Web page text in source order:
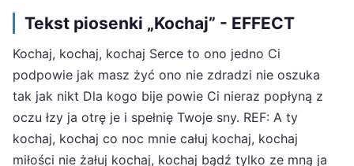
Tekst piosenki „Kochaj” - EFFECT
Kochaj, kochaj, kochaj Serce to ono jedno Ci
podpowie jak masz żyć ono nie zdradzi nie oszuka
tak jak nikt Dla kogo bije powie Ci nieraz popłyną z
oczu łzy ja otrę je i spełnię Twoje sny. REF: A ty
kochaj, kochaj co noc mnie całuj kochaj, kochaj
miłości nie żałuj kochaj, kochaj bądź tylko ze mną ja